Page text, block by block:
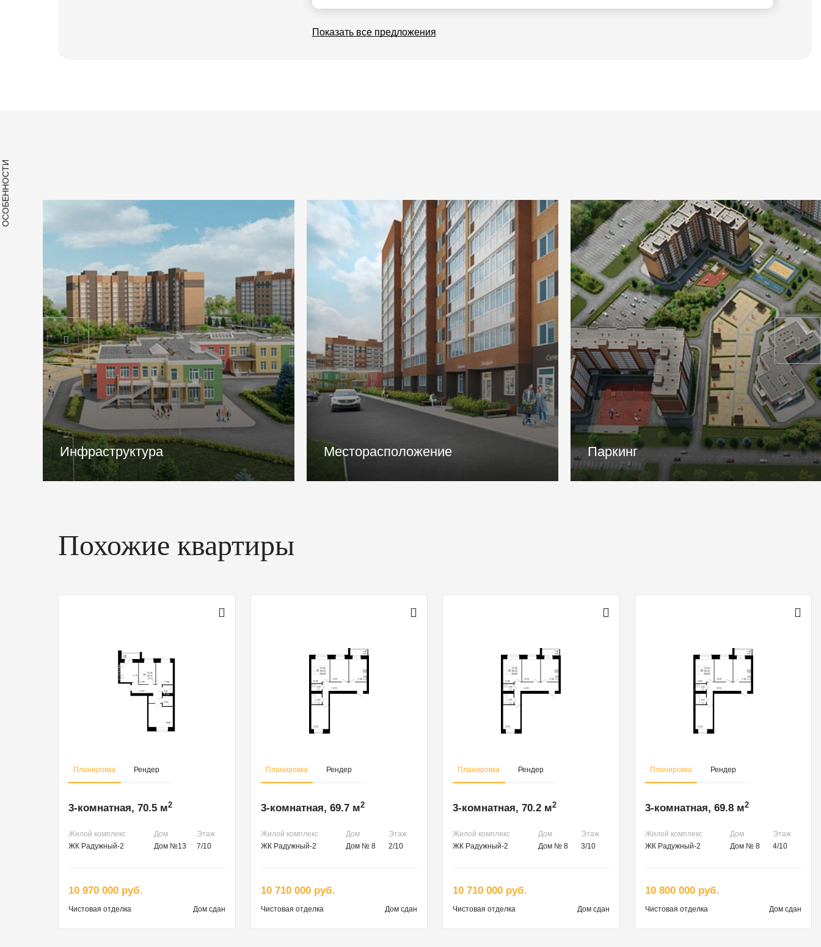
Показать все предложения
ОСОБЕННОСТИ
Месторасположение Паркинг Входные группы
Похожие квартиры
Планировка Рендер
3-комнатная, 70.5 м2
Жилой комплекс Дом
Этаж
ЖК Радужный-2
Дом №13 7/10
10 970 000 руб.
Чистовая отделка Дом сдан
Планировка Рендер
3-комнатная, 69.7 м2
Жилой комплекс Дом
Этаж
ЖК Радужный-2
Дом № 8 2/10
10 710 000 руб.
Чистовая отделка Дом сдан
Планировка Рендер
3-комнатная, 70.2 м2
Жилой комплекс Дом
Этаж
ЖК Радужный-2
Дом № 8 3/10
10 710 000 руб.
Чистовая отделка Дом сдан
Планировка Рендер
3-комнатная, 69.8 м2
Жилой комплекс Дом
Этаж
ЖК Радужный-2
Дом № 8 4/10
10 800 000 руб.
Чистовая отделка Дом сдан